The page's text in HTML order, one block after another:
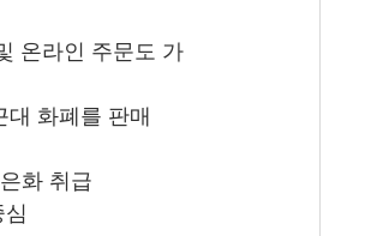
온라인 주문도 가
대 화폐를 판매
화 취급